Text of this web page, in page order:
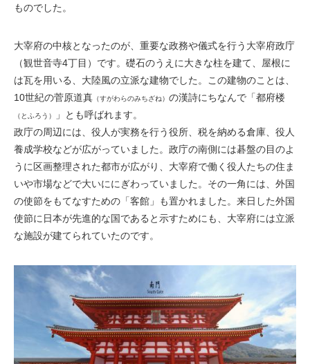
ものでした。
大宰府の中核となったのが、重要な政務や儀式を行う大宰府政庁
（観世音寺4丁目）です。礎石のうえに大きな柱を建て、屋根に
は瓦を用いる、大陸風の立派な建物でした。この建物のことは、
10世紀の菅原道真 （すがわらのみちざね） の漢詩にちなんで「都府楼
（とふろう）
」とも呼ばれます。
政庁の周辺には、役人が実務を行う役所、税を納める倉庫、役人
養成学校などが広がっていました。政庁の南側には碁盤の目のよ
うに区画整理された都市が広がり、大宰府で働く役人たちの住ま
いや市場などで大いににぎわっていました。その一角には、外国
の使節をもてなすための「客館」も置かれました。来日した外国
使節に日本が先進的な国であると示すためにも、大宰府には立派
な施設が建てられていたのです。